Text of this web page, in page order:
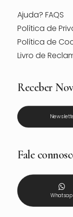
Ajuda? FAQS
Política de
Política de
Livro de
Receber
Fale